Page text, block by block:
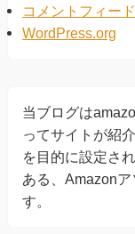
コメントフィード
WordPress.org
当ブログは
ってサイトが紹
を目的に設定さ
ある、Amazon
す。